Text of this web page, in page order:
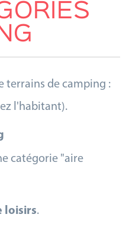
terrains de camping :
l'habitant).
catégorie "aire
loisirs.